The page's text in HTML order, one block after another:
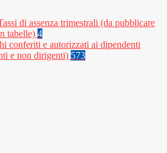
di assenza trimestrali (da pubblicare
tabelle) 4
conferiti e autorizzati ai dipendenti
e non dirigenti) 573